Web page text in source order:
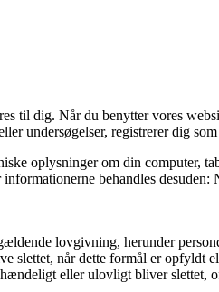
til dig. Når du benytter vores
undersøgelser, registrerer dig
oplysninger om din computer,
behandles
lovgivning, herunder
slettet, når dette formål er opfyldt
eller ulovligt bliver